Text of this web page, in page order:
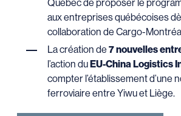
Québec de proposer le
aux entreprises québécoises
collaboration de Cargo-
La création de7 nouvelles
l’action duEU-China Logistics
compter l’établissement d’une
ferroviaire entre Yiwu et Liège.